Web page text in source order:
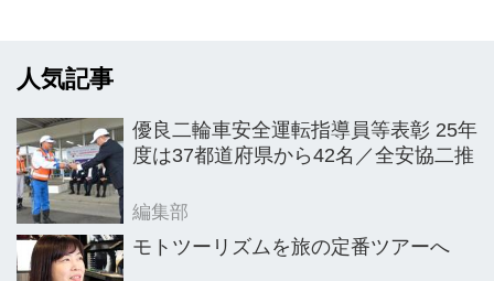
トバイでの参加限定・1泊2日のモニタ
ーキャンプイベント「しまなみ海道ツ
日（日）まで人数限定で参加者を募
る。応募多数の場合は抽選となる。
人気記事
優良二輪車安全運転指導員等表彰 25年
度は37都道府県から42名／全安協二推
編集部
モトツーリズムを旅の定番ツアーへ